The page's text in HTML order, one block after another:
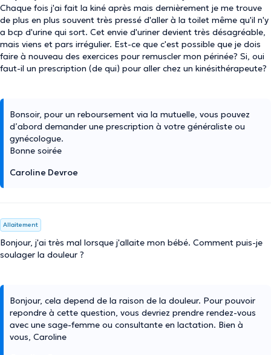
Chaque fois j'ai fait la kiné après mais dernièrement je me trouve
de plus en plus souvent très pressé d'aller à la toilet même qu'il n'y
a bcp d'urine qui sort. Cet envie d'uriner devient très désagréable,
mais viens et pars irrégulier. Est-ce que c'est possible que je dois
faire à nouveau des exercices pour remuscler mon périnée? Si, oui
faut-il un prescription (de qui) pour aller chez un kinésithérapeute?
Bonsoir, pour un reboursement via la mutuelle, vous pouvez
d’abord demander une prescription à votre généraliste ou
gynécologue.
Bonne soirée
Caroline Devroe
Allaitement
Bonjour, j'ai très mal lorsque j'allaite mon bébé. Comment puis-je
soulager la douleur ?
Bonjour, cela depend de la raison de la douleur. Pour pouvoir
repondre à cette question, vous devriez prendre rendez-vous
avec une sage-femme ou consultante en lactation. Bien à
vous, Caroline